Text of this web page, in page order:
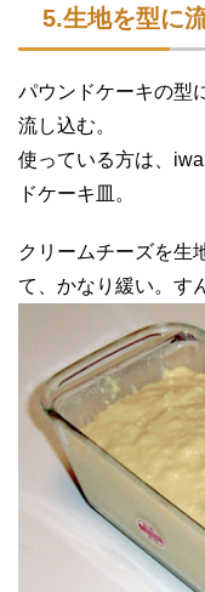
5.生地を型に
パウンドケーキの型
流し込む。
使っている方は、
ドケーキ皿。
クリームチーズを生
て、かなり緩い。す